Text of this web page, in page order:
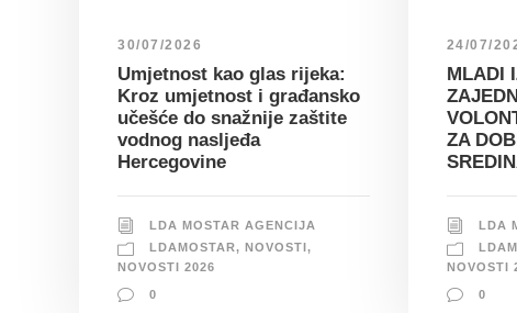
30/07/2026
Umjetnost kao glas rijeka:
Kroz umjetnost i građansko
učešće do snažnije zaštite
vodnog nasljeđa
Hercegovine
LDA MOSTAR AGENCIJA
LDAMOSTAR, NOVOSTI,
NOVOSTI 2026
0
24/07/
MLADI
ZA
LDA
NOVOSTI
0